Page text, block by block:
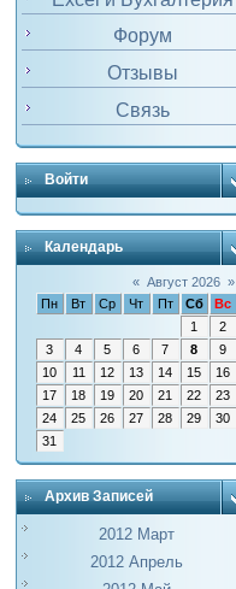
Форум
Отзывы
Связь
Войти
Календарь
« Август 2026 »
Пн
Вт Ср Чт Пт Сб
Вс
1
2
3
4 5 6 7 8
9
10
11 12 13 14 15
16
17
18 19 20 21 22
23
24
25 26 27 28 29
30
31
Архив Записей
2012 Март
2012 Апрель